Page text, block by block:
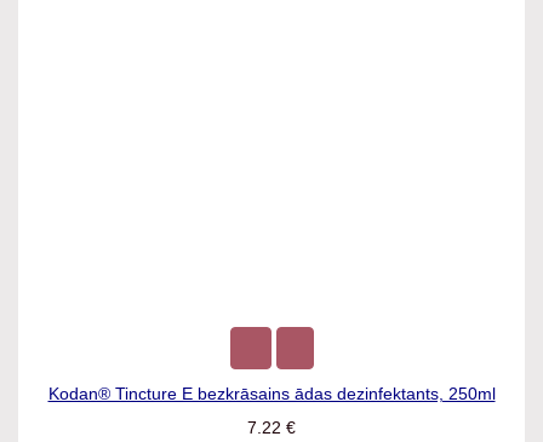
Kodan® Tincture E bezkrāsains ādas dezinfektants, 250ml
7.22 €